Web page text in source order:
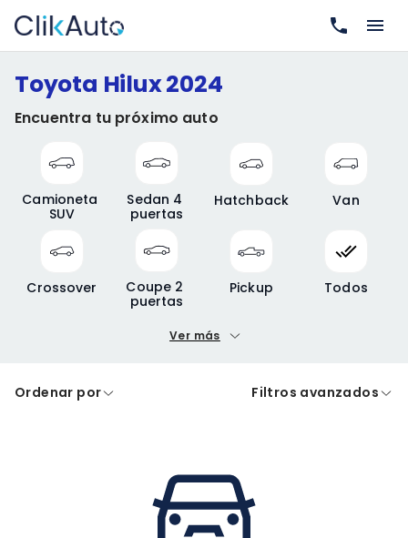
Toyota Hilux 2024
Encuentra tu próximo auto
Camioneta
SUV
Sedan 4
puertas
Hatchback Van
Crossover
Coupe 2
puertas
Pickup Todos
Precio máximo
A crédito De contado
Negociar precio
Ver más
Ordenar por Filtros avanzados